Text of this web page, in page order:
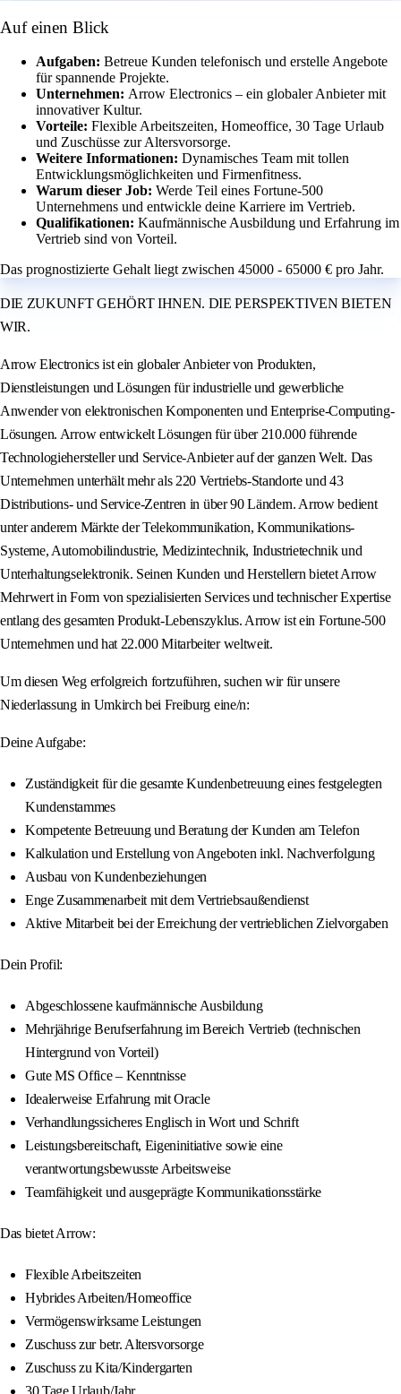
Auf einen Blick
Aufgaben: Betreue Kunden telefonisch und erstelle Angebote
für spannende Projekte.
Unternehmen: Arrow Electronics – ein globaler Anbieter mit
innovativer Kultur.
Vorteile: Flexible Arbeitszeiten, Homeoffice, 30 Tage Urlaub
und Zuschüsse zur Altersvorsorge.
Weitere Informationen: Dynamisches Team mit tollen
Entwicklungsmöglichkeiten und Firmenfitness.
Warum dieser Job: Werde Teil eines Fortune-500
Unternehmens und entwickle deine Karriere im Vertrieb.
Qualifikationen: Kaufmännische Ausbildung und Erfahrung im
Vertrieb sind von Vorteil.
Das prognostizierte Gehalt liegt zwischen 45000 - 65000 € pro Jahr.
DIE ZUKUNFT GEHÖRT IHNEN. DIE PERSPEKTIVEN BIETEN
WIR.
Arrow Electronics ist ein globaler Anbieter von Produkten,
Dienstleistungen und Lösungen für industrielle und gewerbliche
Anwender von elektronischen Komponenten und Enterprise-Computing-
Lösungen. Arrow entwickelt Lösungen für über 210.000 führende
Technologiehersteller und Service-Anbieter auf der ganzen Welt. Das
Unternehmen unterhält mehr als 220 Vertriebs-Standorte und 43
Distributions- und Service-Zentren in über 90 Ländern. Arrow bedient
unter anderem Märkte der Telekommunikation, Kommunikations-
Systeme, Automobilindustrie, Medizintechnik, Industrietechnik und
Unterhaltungselektronik. Seinen Kunden und Herstellern bietet Arrow
Mehrwert in Form von spezialisierten Services und technischer Expertise
entlang des gesamten Produkt-Lebenszyklus. Arrow ist ein Fortune-500
Unternehmen und hat 22.000 Mitarbeiter weltweit.
Um diesen Weg erfolgreich fortzuführen, suchen wir für unsere
Niederlassung in Umkirch bei Freiburg eine/n:
Deine Aufgabe:
Zuständigkeit für die gesamte Kundenbetreuung eines festgelegten
Kundenstammes
Kompetente Betreuung und Beratung der Kunden am Telefon
Kalkulation und Erstellung von Angeboten inkl. Nachverfolgung
Ausbau von Kundenbeziehungen
Enge Zusammenarbeit mit dem Vertriebsaußendienst
Aktive Mitarbeit bei der Erreichung der vertrieblichen Zielvorgaben
Dein Profil:
Abgeschlossene kaufmännische Ausbildung
Mehrjährige Berufserfahrung im Bereich Vertrieb (technischen
Hintergrund von Vorteil)
Gute MS Office – Kenntnisse
Idealerweise Erfahrung mit Oracle
Verhandlungssicheres Englisch in Wort und Schrift
Leistungsbereitschaft, Eigeninitiative sowie eine
verantwortungsbewusste Arbeitsweise
Teamfähigkeit und ausgeprägte Kommunikationsstärke
Das bietet Arrow:
Flexible Arbeitszeiten
Hybrides Arbeiten/Homeoffice
Vermögenswirksame Leistungen
Zuschuss zur betr. Altersvorsorge
Zuschuss zu Kita/Kindergarten